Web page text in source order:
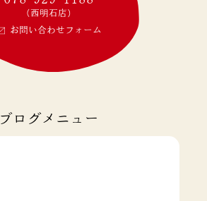
(西明石店)
お問い合わせフォーム
ブログメニュー